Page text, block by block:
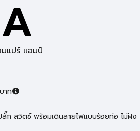
มแปร์ แอมป์
าท
ก สวิตช์ พร้อมเดินสายไฟแบบร้อยท่อ ไม่ฝัง